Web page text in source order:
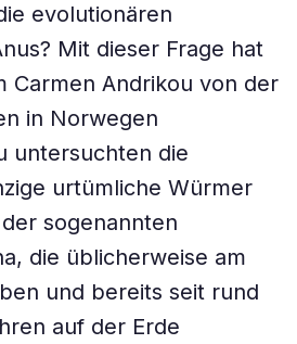
evolutionären
Mit dieser Frage hat
Carmen Andrikou von der
in Norwegen
untersuchten die
urtümliche Würmer
sogenannten
die üblicherweise am
und bereits seit rund
auf der Erde